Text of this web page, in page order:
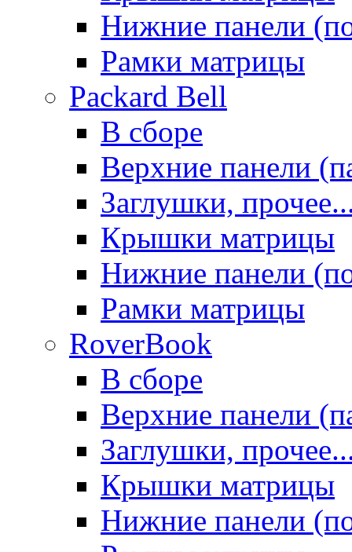
Нижние панели
Рамки матрицы
Packard Bell
В сборе
Верхние панели
Заглушки,
Крышки матрицы
Нижние панели
Рамки матрицы
RoverBook
В сборе
Верхние панели
Заглушки,
Крышки матрицы
Нижние панели